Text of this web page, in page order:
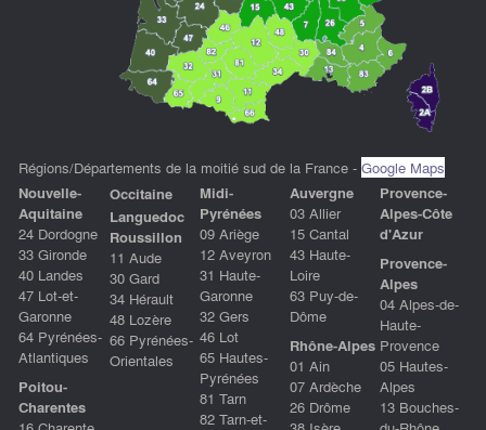
Régions/Départements de la moitié sud de la France - Google Maps
Nouvelle-
Aquitaine
24 Dordogne
33 Gironde
40 Landes
47 Lot-et-
Garonne
64 Pyrénées-
Atlantiques
Poitou-
Charentes
Occitaine
Languedoc
Roussillon
11 Aude
30 Gard
34 Hérault
48 Lozère
66 Pyrénées-
Orientales
Midi-
Pyrénées
09 Ariège
12 Aveyron
31 Haute-
Garonne
32 Gers
46 Lot
65 Hautes-
Pyrénées
81 Tarn
82 Tarn-et-
Auvergne
03 Allier
15 Cantal
43 Haute-
Loire
63 Puy-de-
Dôme
Rhône-Alpes
01 Ain
07 Ardèche
26 Drôme
Provence-
Alpes-Côte
d'Azur
Provence-
Alpes
04 Alpes-de-
Haute-
Provence
05 Hautes-
Alpes
13 Bouches-